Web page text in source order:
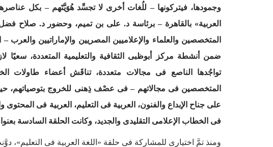
وجمودها، فيتركونها – للُغات أخرى لا تجسِّد هُوَيَّتَهم – بكل
العربية» بالقاهرة – برئاسة د. على بن تميم، وحضور د. صلاح
المتخصصين والعلماء والإعلاميين المصريين والإماراتيين والعرب –
ضمن أنشطة مركز أبوظبى الثقافية والتعليمية المتعددة، سعيًا
تواجُدها الناصع فى مجالات متعددة، تناقَش أعضاء
المتخصصين فى مجالاتهم – فى عصْف ذِهنى للخروج بتوصياتهم، حيث
على جناح الإبداع والفنون، العربية فى التعليم، العربية فى المحتوى
فى الخطاب الإعلامى التقليدى والجديد، وكانت الحلقة السادسة
ومنذ تمَّ اختيارى للمشاركة فى حلقة «اللغة العربية فى التعليم»،